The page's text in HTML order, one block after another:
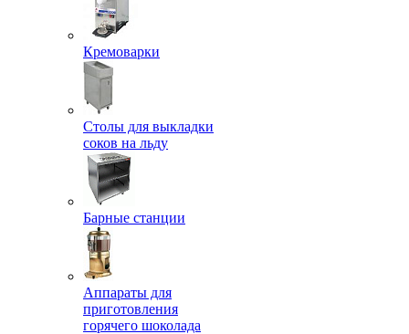
Кремоварки
Столы для выкладки
соков на льду
Барные станции
Аппараты для
приготовления
горячего шоколада